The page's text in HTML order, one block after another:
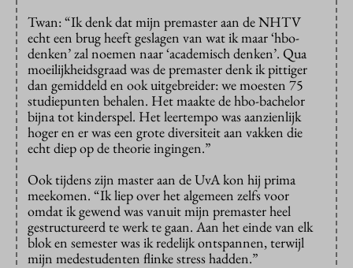
Twan: “Ik denk dat mijn premaster aan de NHTV
echt een brug heeft geslagen van wat ik maar ‘hbo-
denken’ zal noemen naar ‘academisch denken’. Qua
moeilijkheidsgraad was de premaster denk ik pittiger
dan gemiddeld en ook uitgebreider: we moesten 75
studiepunten behalen. Het maakte de hbo-bachelor
bijna tot kinderspel. Het leertempo was aanzienlijk
hoger en er was een grote diversiteit aan vakken die
echt diep op de theorie ingingen.”
Ook tijdens zijn master aan de UvA kon hij prima
meekomen. “Ik liep over het algemeen zelfs voor
omdat ik gewend was vanuit mijn premaster heel
gestructureerd te werk te gaan. Aan het einde van elk
blok en semester was ik redelijk ontspannen, terwijl
mijn medestudenten flinke stress hadden.”